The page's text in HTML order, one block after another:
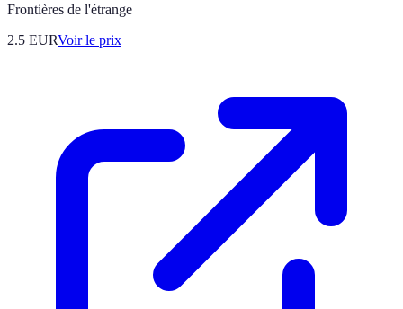
Frontières de l'étrange
2.5 EURVoir le prix